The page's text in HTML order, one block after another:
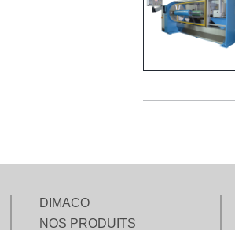
DIMACO
NOS PRODUITS